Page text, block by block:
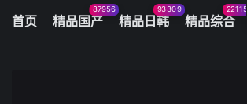
首页 精品国产
87956
精品日韩
93309
精品综合
22115